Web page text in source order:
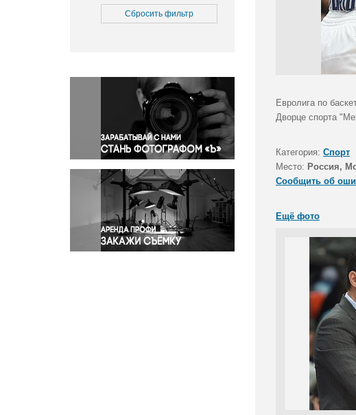
Медицина
Окружающая среда
Политика
Правосудие
Происшествия и конфликты
Религия
Светская жизнь
Спорт
Экология
Экономика и бизнес
Сбросить фильтр
Евролига по
Дворце спорта
Категория: Спорт
Место: Россия,
Сообщить об
Ещё фото